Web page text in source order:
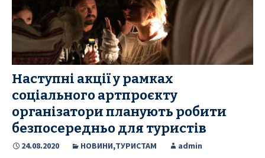
Наступні акції у рамках
соціального артпроєкту
організатори планують робити
безпосередньо для туристів
24.08.2020 НОВИНИ,ТУРИСТАМ admin